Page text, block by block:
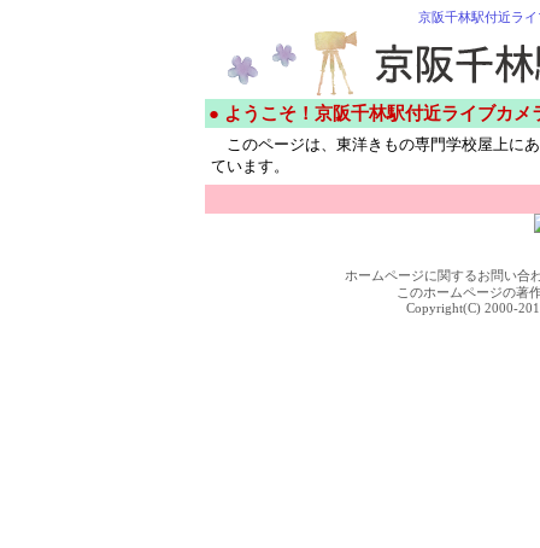
京阪千林駅付近ラ
● ようこそ！京阪千林駅付近ライブカメ
このページは、東洋きもの専門学校屋上に
ています。
ホームページに関するお問い合
このホームページの著
Copyright(C) 2000-